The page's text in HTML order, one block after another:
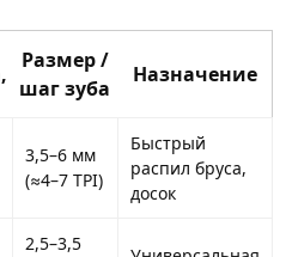
Размер /
шаг зуба
Назначение
3,5–6 мм
(≈4–7 TPI)
Быстрый
распил бруса,
досок
2,5–3,5